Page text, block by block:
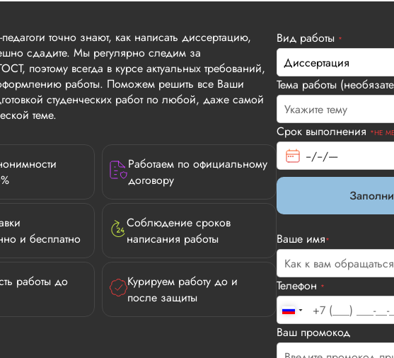
точно знают, как написать диссертацию,
сдадите. Мы регулярно следим за
поэтому всегда в курсе актуальных требований,
работы. Поможем решить все Ваши
студенческих работ по любой, даже самой
теме.
Работаем по официальному
договору
и бесплатно
Соблюдение сроков
написания работы
работы до
Курируем работу до и
после защиты
Вид работы *
Диссертация
Тема работы
Срок выполнения *НЕ
Ваше имя*
Телефон *
Ваш промокод
Илья